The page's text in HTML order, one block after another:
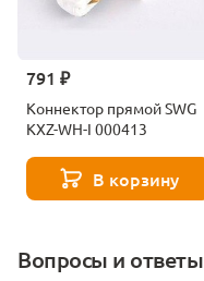
791 ₽
Коннектор прямой SWG
KXZ-WH-I 000413
В корзину
Вопросы и ответы